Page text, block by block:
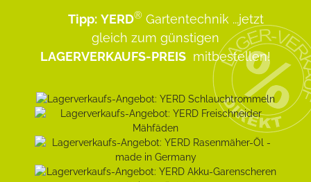
Tipp: YERD® Gartentechnik ...jetzt
gleich zum günstigen
LAGERVERKAUFS-PREIS mitbestellen!